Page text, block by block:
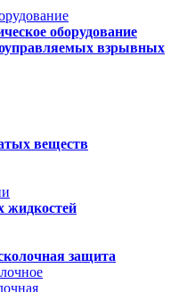
оборудование
взрывных
веществ
жидкостей
защита